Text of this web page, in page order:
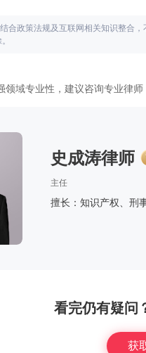
合政策法规及互联网相关知识整合
领域专业性，建议咨询专业律
史成涛律师
主任
擅长：知识产权、刑
看完仍有疑问
获